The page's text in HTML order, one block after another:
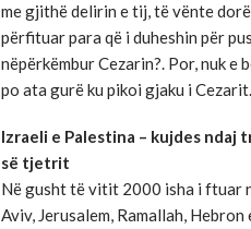
me gjithë delirin e tij, të vënte
përfituar para që i duheshin për
nëpërkëmbur Cezarin?. Por, nuk
po ata gurë ku pikoi gjaku i Cezarit.
Izraeli e Palestina – kujdes ndaj
së tjetrit
Në gusht të vitit 2000 isha i ftuar
Aviv, Jerusalem, Ramallah,